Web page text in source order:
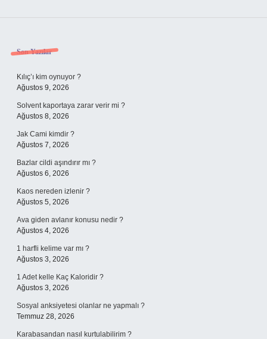
Sidebar
Son Yazılar
Kılıç’ı kim oynuyor ?
Ağustos 9, 2026
Solvent kaportaya zarar verir mi ?
Ağustos 8, 2026
Jak Cami kimdir ?
Ağustos 7, 2026
Bazlar cildi aşındırır mı ?
Ağustos 6, 2026
Kaos nereden izlenir ?
Ağustos 5, 2026
Ava giden avlanır konusu nedir ?
Ağustos 4, 2026
1 harfli kelime var mı ?
Ağustos 3, 2026
1 Adet kelle Kaç Kaloridir ?
Ağustos 3, 2026
Sosyal anksiyetesi olanlar ne yapmalı ?
Temmuz 28, 2026
Karabasandan nasıl kurtulabilirim ?